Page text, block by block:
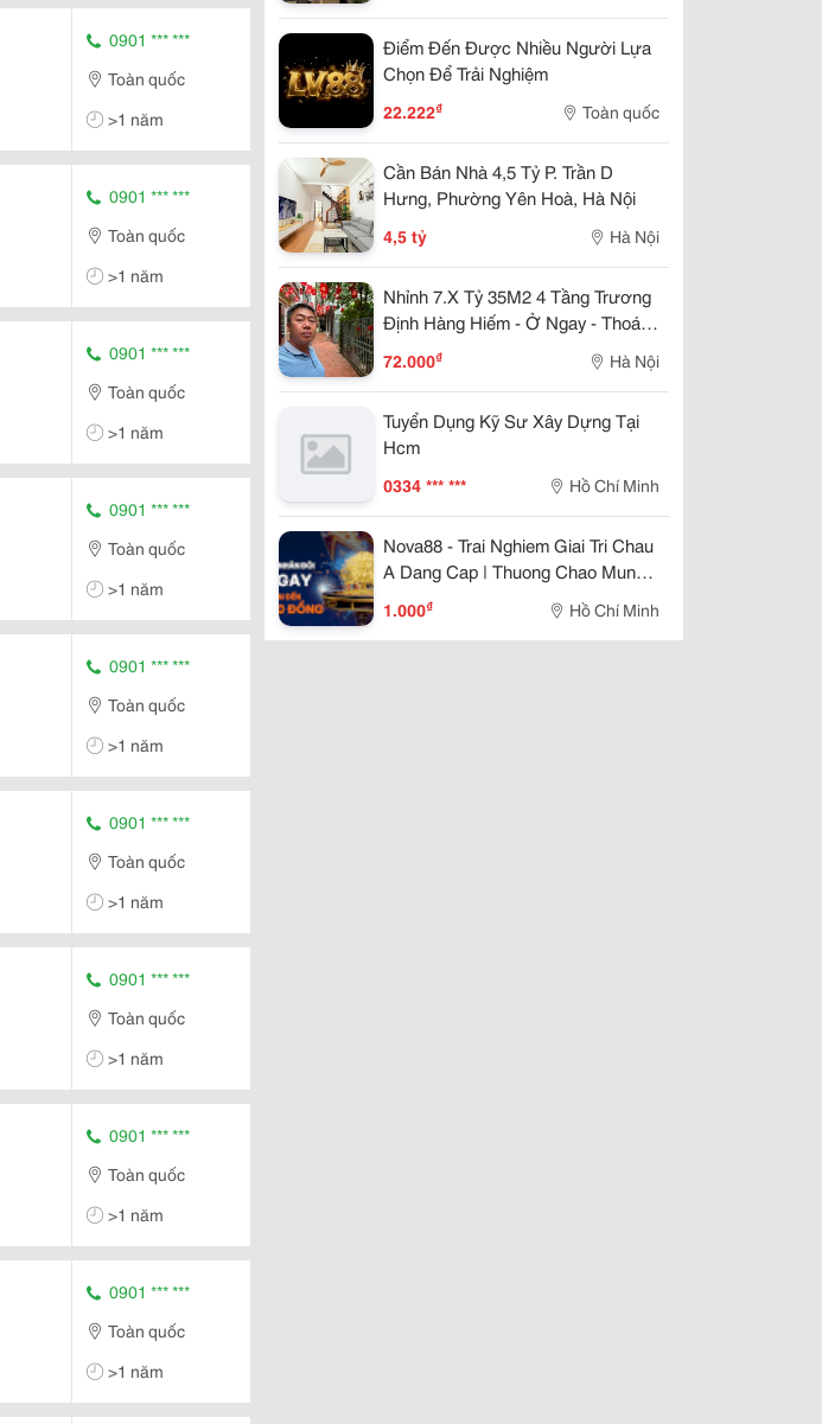
0901 *** ***
Toàn quốc
>1 năm
0901 *** ***
Toàn quốc
>1 năm
0901 *** ***
Toàn quốc
>1 năm
0901 *** ***
Toàn quốc
>1 năm
0901 *** ***
Toàn quốc
>1 năm
0901 *** ***
Toàn quốc
>1 năm
0901 *** ***
Toàn quốc
>1 năm
0901 *** ***
Toàn quốc
>1 năm
0901 *** ***
Toàn quốc
>1 năm
Điểm Đến Được Nhiều Người Lựa
Chọn Để Trải Nghiệm
22.222₫ Toàn quốc
Cần Bán Nhà 4,5 Tỷ P. Trần D
Hưng, Phường Yên Hoà, Hà Nội
4,5 tỷ Hà Nội
Nhỉnh 7.X Tỷ 35M2 4 Tầng Trương
Định Hàng Hiếm - Ở Ngay - Thoáng
Trước Sau. Sổ Đỏ Cất Két
72.000₫ Hà Nội
Tuyển Dụng Kỹ Sư Xây Dựng Tại
Hcm
0334 *** *** Hồ Chí Minh
Nova88 - Trai Nghiem Giai Tri Chau
A Dang Cap | Thuong Chao Mung
1.000₫ Hồ Chí Minh